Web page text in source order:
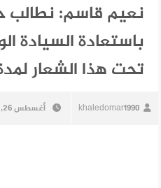
نعيم قاسم: نطالب
باستعادة السيادة
تحت هذا الشعار
khaledomar1990 أغسطس 26, 2025